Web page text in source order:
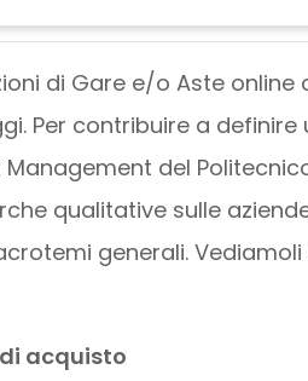
di Gare e/o Aste
Per contribuire a
del
qualitative sulle
generali.
acquisto